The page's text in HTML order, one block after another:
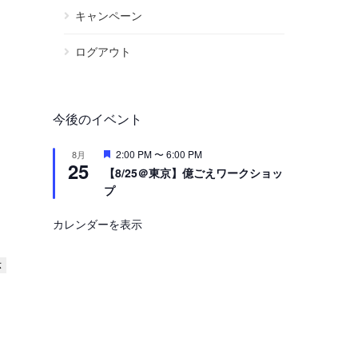
キャンペーン
ログアウト
今後のイベント
8月
25
注
2:00 PM〜6:00 PM
【8/25＠東京】億ごえワークショッ
プ
カレンダーを表示